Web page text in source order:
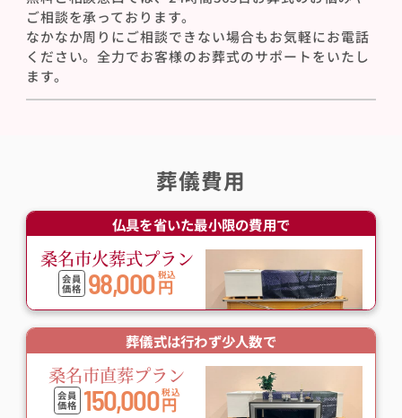
ご相談を承っております。
なかなか周りにご相談できない場合もお気軽にお電話
ください。全力でお客様のお葬式のサポートをいたし
ます。
葬儀費用
仏具を省いた最小限の費用で
桑名市火葬式プラン
会員
価格 98,000 税込
円
葬儀式は行わず少人数で
桑名市直葬プラン
会員
価格 150,000 税込
円